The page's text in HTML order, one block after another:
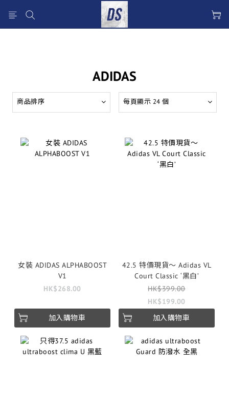
ADIDAS
商品排序 每頁顯示 24 個
女裝 ADIDAS ALPHABOOST
V1
HK$268.00
加入購物車
42.5 特價現貨～ Adidas VL
Court Classic ‘黑白’
HK$399.00
HK$199.00
加入購物車